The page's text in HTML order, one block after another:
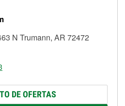
N Trumann, AR 72472
DE OFERTAS